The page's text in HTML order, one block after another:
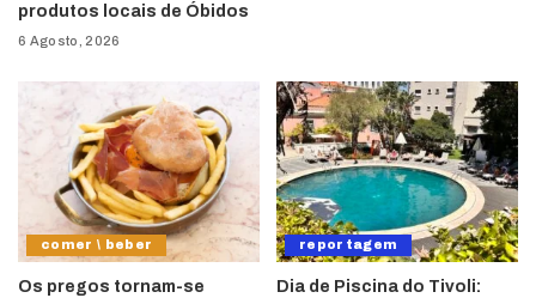
produtos locais de Óbidos
6 Agosto, 2026
comer \ beber
Os pregos tornam-se
reportagem
Dia de Piscina do Tivoli: